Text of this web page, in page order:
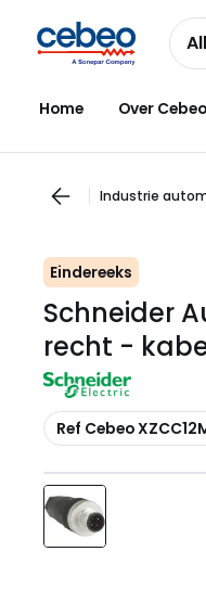
naar
navigatie
naar
inhoud
Home Over Cebeo
Industrie
Eindereeks
Schneider
recht -
Kopiëren
Ref Cebeo